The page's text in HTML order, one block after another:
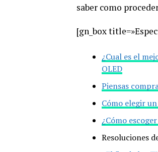
saber como
[gn_box
¿Cual es el
OLED
Piensas
Cómo elegir
¿Cómo
Resoluciones